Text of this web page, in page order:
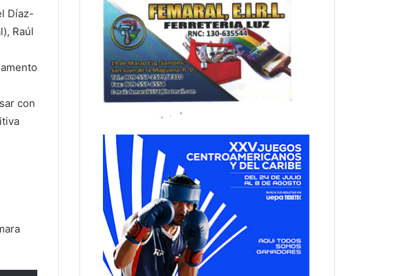
Díaz-
Raúl
con